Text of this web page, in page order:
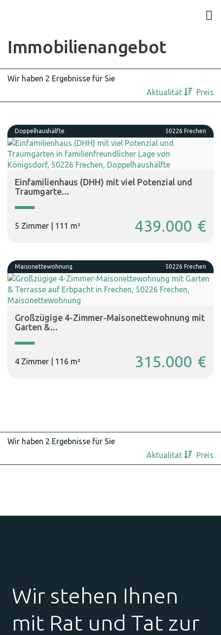
Immobilien­angebot
Wir haben 2 Ergebnisse für Sie
Aktualität
Preis
Doppelhaushälfte 50226 Frechen
Einfamilienhaus (DHH) mit viel Potenzial und
Traumgarte...
5 Zimmer | 111 m² 439.000 €
Maisonettewohnung 50226 Frechen
Großzügige 4-Zimmer-Maisonettewohnung mit
Garten &...
4 Zimmer | 116 m² 315.000 €
Wir haben 2 Ergebnisse für Sie
Aktualität
Preis
Wir stehen Ihnen
mit Rat und Tat zur